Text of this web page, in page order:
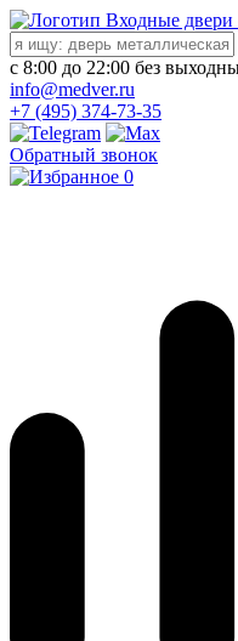
Входные двери
с 8:00 до 22:00 без
info@medver.ru
+7 (495) 374-73-35
Обратный звонок
0